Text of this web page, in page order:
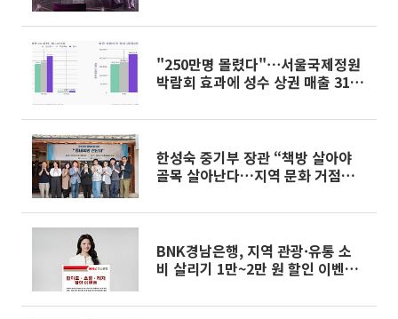
"250만명 몰렸다"⋯서울국제정원
박람회 효과에 성수 상권 매출 31%
한성숙 중기부 장관 “책방 살아야
골목 살아난다…지역 문화 거점으로
BNK경남은행, 지역 관광·유통 소
비 살리기 1만~2만 원 할인 이벤트